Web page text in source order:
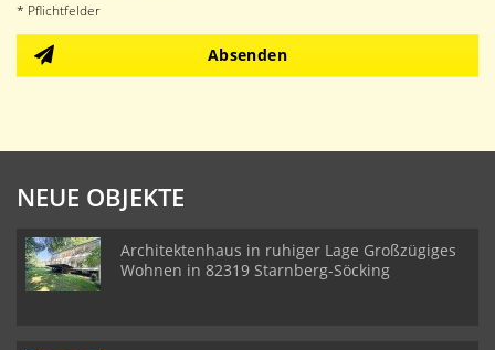
* Pflichtfelder
Absenden
NEUE OBJEKTE
Architektenhaus in ruhiger Lage Großzügiges
Wohnen in 82319 Starnberg-Söcking